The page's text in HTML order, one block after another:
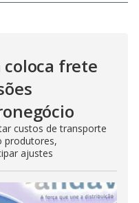
frete
custos de transporte
produtores,
ajustes